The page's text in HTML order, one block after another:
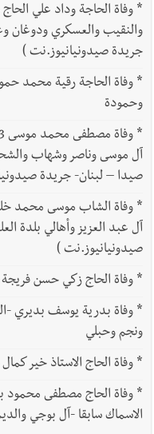
*
والنقيب والعسكري ودوغان
جريدة صيدونيانيوز.نت )
*
وحمودة
*
آل موسى وناصر وشهاب
صيدا – لبنان- جريدة
*
آل عبد العزيز وأهالي بلدة
صيدونيانيوز.نت )
*وفاة الحاج زكي حسن فريجة -
*
ونجم وحبلي
*وفاة الحاج الاستاذ خير كمال
*
الاسماك سابقا -آل بوجي